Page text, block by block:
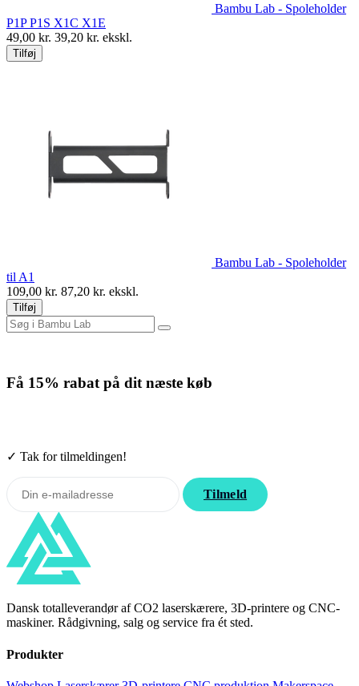
Bambu Lab - Spoleholder
P1P P1S X1C X1E
49,00 kr. 39,20 kr. ekskl.
Tilføj
Bambu Lab - Spoleholder
til A1
109,00 kr. 87,20 kr. ekskl.
Tilføj
Få 15% rabat på dit næste køb
✓ Tak for tilmeldingen!
Tilmeld
Dansk totalleverandør af CO2 laserskærere, 3D-printere og CNC-
maskiner. Rådgivning, salg og service fra ét sted.
Produkter